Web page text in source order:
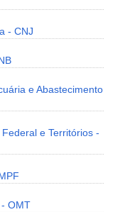
- CNJ
e Abastecimento
e Territórios -
OMT